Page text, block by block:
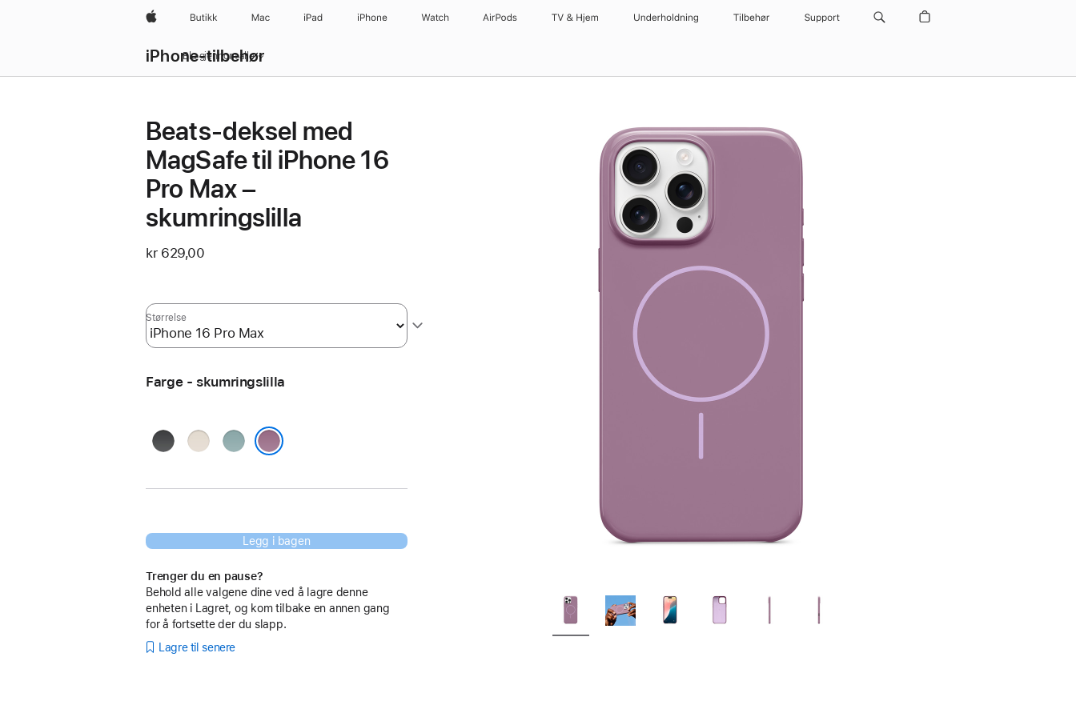
AppleButikk Mac iPad iPhone Watch AirPods TV og Hjem Underholdning Tilbehør Support
iPhone-tilbehør
Bla gjennom alle
Beats-deksel med
MagSafe til iPhone 16
Pro Max –
skumringslilla
kr 629,00
Størrelse
Farge - skumringslilla
midnattsvart
steingråsjøblå
Legg i bagen
Trenger du en pause?
Behold alle valgene dine ved å lagre denne
enheten i Lagret, og kom tilbake en annen gang
for å fortsette der du slapp.
Lagre til senere